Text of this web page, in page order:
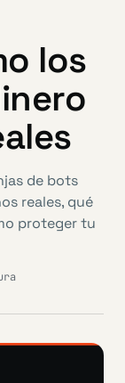
los
de bots
reales, qué
proteger tu